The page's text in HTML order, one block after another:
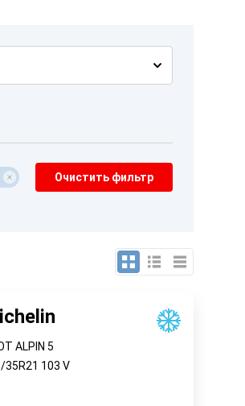
Очистить фильтр
ALPIN 5
35R21 103 V